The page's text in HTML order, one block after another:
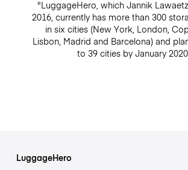
"LuggageHero, which Jannik
2016, currently has more than 300
in six cities (New York, London,
Lisbon, Madrid and Barcelona) and
to 39 cities by January
LuggageHero